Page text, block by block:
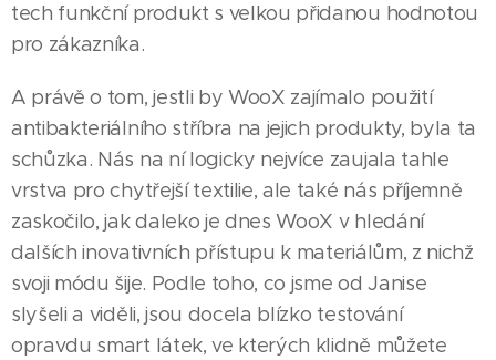
tech funkční produkt s velkou přidanou hodnotou
pro zákazníka.
A právě o tom, jestli by WooX zajímalo použití
antibakteriálního stříbra na jejich produkty, byla ta
schůzka. Nás na ní logicky nejvíce zaujala tahle
vrstva pro chytřejší textilie, ale také nás příjemně
zaskočilo, jak daleko je dnes WooX v hledání
dalších inovativních přístupu k materiálům, z nichž
svoji módu šije. Podle toho, co jsme od Janise
slyšeli a viděli, jsou docela blízko testování
opravdu smart látek, ve kterých klidně můžete